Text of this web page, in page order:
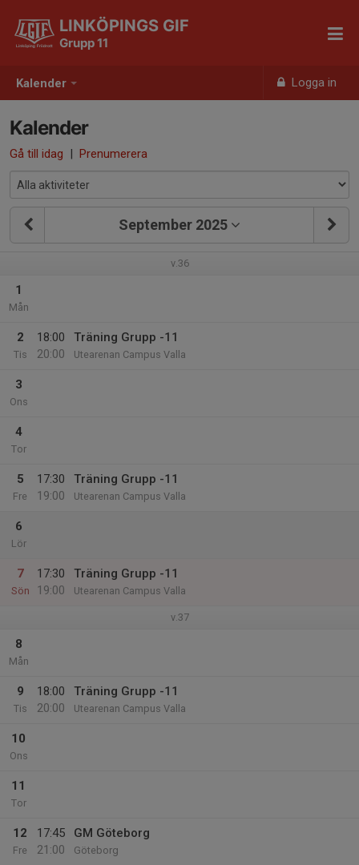
Kalender Logga in
LINKÖPINGS GIF
Grupp 11
Kalender
Gå till idag | Prenumerera
September 2025
v.36
1
Mån
2
Tis
18:00
20:00
Träning Grupp -11
Utearenan Campus Valla
3
Ons
4
Tor
5
Fre
17:30
19:00
Träning Grupp -11
Utearenan Campus Valla
6
Lör
7
Sön
17:30
19:00
Träning Grupp -11
Utearenan Campus Valla
v.37
8
Mån
9
Tis
18:00
20:00
Träning Grupp -11
Utearenan Campus Valla
10
Ons
11
Tor
12
Fre
17:45
21:00
GM Göteborg
Göteborg